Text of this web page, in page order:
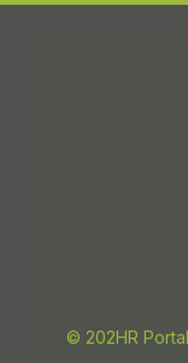
© 202HR Portal